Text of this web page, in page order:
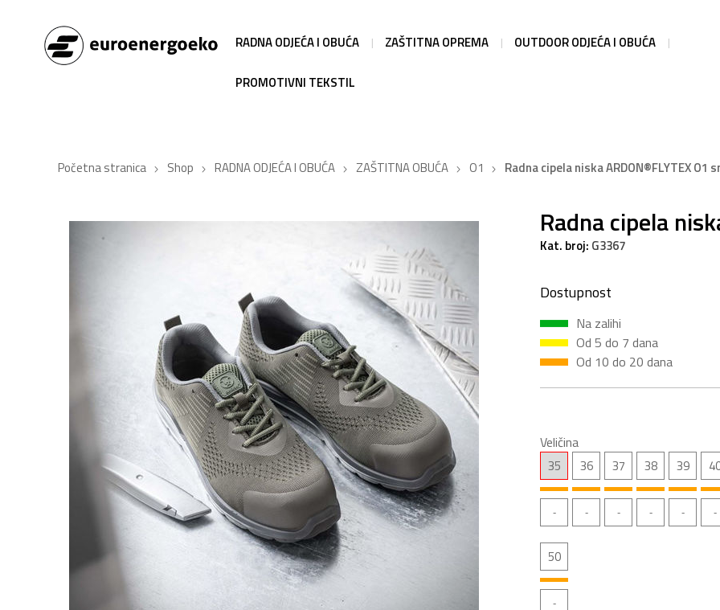
RADNA ODJEĆA I OBUĆA ZAŠTITNA OPREMA OUTDOOR ODJEĆA I OBUĆA
PROMOTIVNI TEKSTIL
Početna stranica Shop RADNA ODJEĆA I OBUĆA ZAŠTITNA OBUĆA O1 Radna cipela niska ARDON®FLYTEX O1
Radna cipela
Kat. broj: G3367
Dostupnost
Na zalihi
Od 5 do 7 dana
Od 10 do 20 dana
Veličina
35 36 37 38 39
50